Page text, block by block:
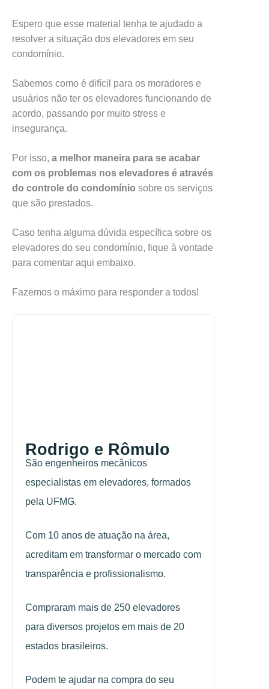
Espero que esse material tenha te ajudado a
resolver a situação dos elevadores em seu
condomínio.
Sabemos como é difícil para os moradores e
usuários não ter os elevadores funcionando de
acordo, passando por muito stress e
insegurança.
Por isso, a melhor maneira para se acabar
com os problemas nos elevadores é através
do controle do condomínio sobre os serviços
que são prestados.
Caso tenha alguma dúvida específica sobre os
elevadores do seu condomínio, fique à vontade
para comentar aqui embaixo.
Fazemos o máximo para responder a todos!
Rodrigo e Rômulo
São engenheiros mecânicos
especialistas em elevadores, formados
pela UFMG.
Com 10 anos de atuação na área,
acreditam em transformar o mercado com
transparência e profissionalismo.
Compraram mais de 250 elevadores
para diversos projetos em mais de 20
estados brasileiros.
Podem te ajudar na compra do seu